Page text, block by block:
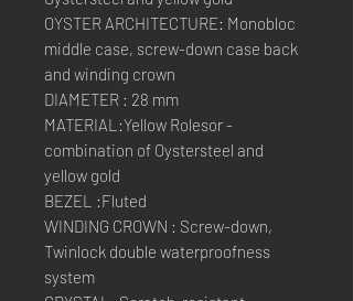
OYSTER ARCHITECTURE: Monobloc
middle case, screw-down case back
and winding crown
DIAMETER : 28 mm
MATERIAL:Yellow Rolesor -
combination of Oystersteel and
yellow gold
BEZEL :Fluted
WINDING CROWN : Screw-down,
Twinlock double waterproofness
system